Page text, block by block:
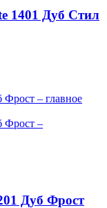
1401 Дуб Стил
Дуб Фрост